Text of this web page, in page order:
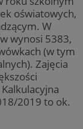
oświatowych,
W
wynosi 5383,
(w tym
Zajęcia
2019 to ok.